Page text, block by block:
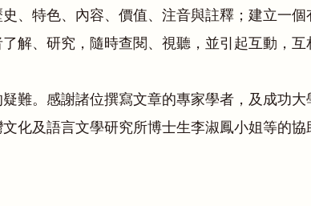
、特色、內容、價值、注音與註釋；建立一
解、研究，隨時查閱、視聽，並引起互動，互
難。感謝諸位撰寫文章的專家學者，及成功
化及語言文學研究所博士生李淑鳳小姐等的協